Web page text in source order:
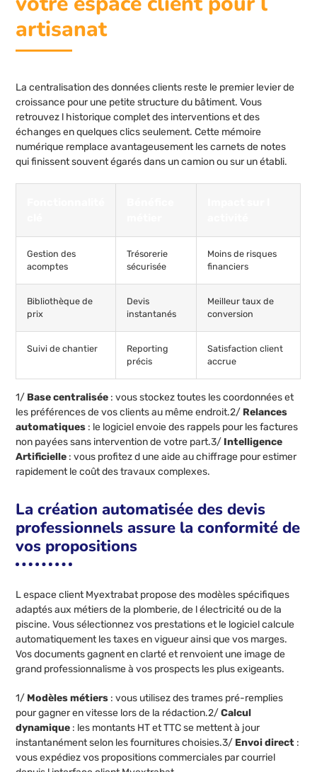
artisanat
La centralisation des données clients reste le premier levier de
croissance pour une petite structure du bâtiment. Vous
retrouvez l historique complet des interventions et des
échanges en quelques clics seulement. Cette mémoire
numérique remplace avantageusement les carnets de notes
qui finissent souvent égarés dans un camion ou sur un établi.
Gestion des
acomptes
Trésorerie
sécurisée
Moins de risques
financiers
Bibliothèque de
prix
Devis
instantanés
Meilleur taux de
conversion
Suivi de chantier
Reporting
précis
Satisfaction client
accrue
1/ Base centralisée : vous stockez toutes les coordonnées et
les préférences de vos clients au même endroit.2/ Relances
automatiques : le logiciel envoie des rappels pour les factures
non payées sans intervention de votre part.3/ Intelligence
Artificielle : vous profitez d une aide au chiffrage pour estimer
rapidement le coût des travaux complexes.
La création automatisée des devis
professionnels assure la conformité de
vos propositions
L espace client Myextrabat propose des modèles spécifiques
adaptés aux métiers de la plomberie, de l électricité ou de la
piscine. Vous sélectionnez vos prestations et le logiciel calcule
automatiquement les taxes en vigueur ainsi que vos marges.
Vos documents gagnent en clarté et renvoient une image de
grand professionnalisme à vos prospects les plus exigeants.
1/ Modèles métiers : vous utilisez des trames pré-remplies
pour gagner en vitesse lors de la rédaction.2/Calcul
dynamique : les montants HT et TTC se mettent à jour
instantanément selon les fournitures choisies.3/ Envoi direct :
vous expédiez vos propositions commerciales par courriel